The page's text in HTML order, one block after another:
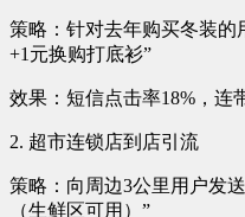
策略：针对去年购买冬装的
+1元换购打底衫”
效果：短信点击率18%，连
2. 超市连锁店到店引流
策略：向周边3公里用户发
（生鲜区可用）”